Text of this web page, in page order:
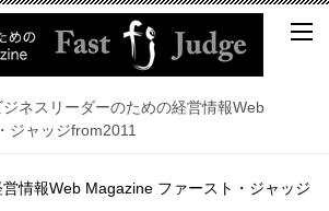
ネスリーダーのための経営情報Web
ジャッジfrom2011
情報Web Magazine ファースト・ジャッジ